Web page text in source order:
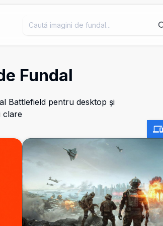
Fundal
Battlefield pentru desktop și
clare